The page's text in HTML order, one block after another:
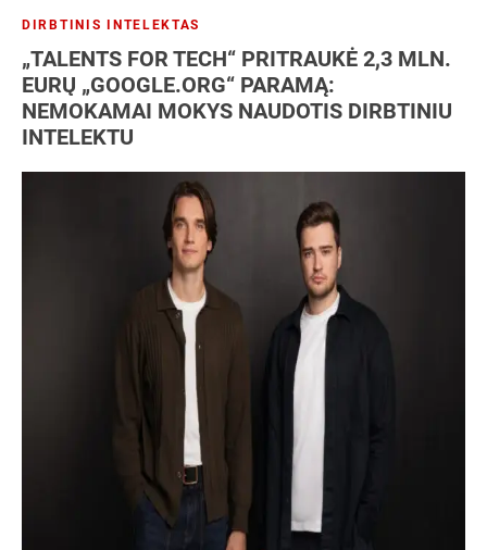
DIRBTINIS INTELEKTAS
„TALENTS FOR TECH“ PRITRAUKĖ 2,3 MLN.
EURŲ „GOOGLE.ORG“ PARAMĄ:
NEMOKAMAI MOKYS NAUDOTIS DIRBTINIU
INTELEKTU